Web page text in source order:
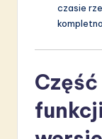
czasie